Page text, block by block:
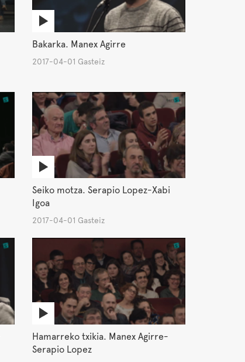
Bakarka. Manex Agirre
2017-04-01 Gasteiz
Seiko motza. Serapio Lopez-Xabi
Igoa
2017-04-01 Gasteiz
Hamarreko txikia. Manex Agirre-
Serapio Lopez